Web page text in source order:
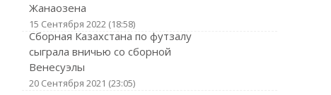
Жанаозена
15 Сентября 2022 (18:58)
Сборная Казахстана по футзалу
сыграла вничью со сборной
Венесуэлы
20 Сентября 2021 (23:05)